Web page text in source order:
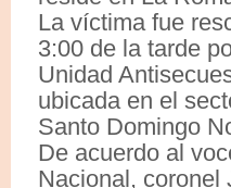
La víctima fue
3:00 de la tarde
Unidad
ubicada en el
Santo Domingo
De acuerdo al
Nacional, coronel